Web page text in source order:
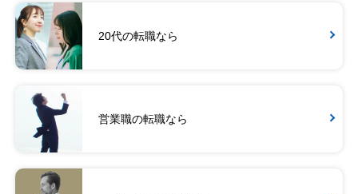
20代の転職なら
営業職の転職なら